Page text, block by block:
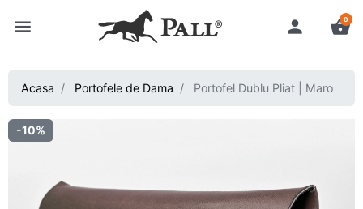
menu person shopping_basket
0
Acasa Portofele de Dama Portofel Dublu Pliat | Maro
-10%